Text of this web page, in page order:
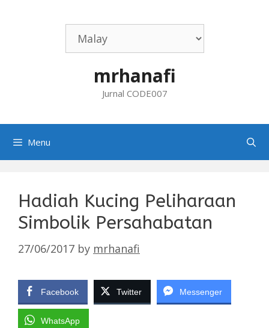
mrhanafi
Jurnal CODE007
Menu
Hadiah Kucing Peliharaan
Simbolik Persahabatan
27/06/2017 by mrhanafi
Facebook Twitter Messenger
WhatsApp